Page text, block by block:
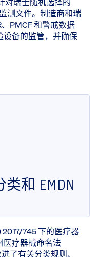
测文件。制造商和瑞
PMCF 和警戒数据
设备的监管，并确保
类和 EMDN
2017/745 下的医疗器
医疗器械命名法
了有关分类规则、